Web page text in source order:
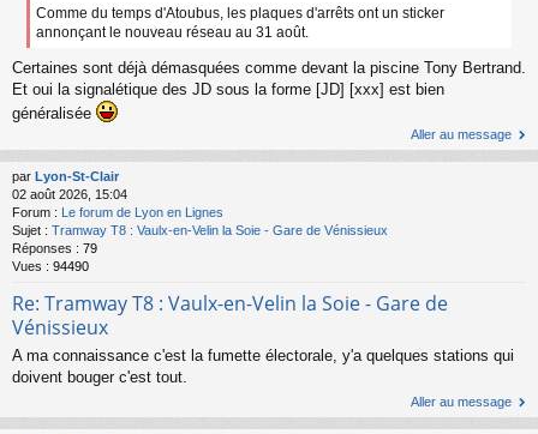
Comme du temps d'Atoubus, les plaques d'arrêts ont un sticker
annonçant le nouveau réseau au 31 août.
Certaines sont déjà démasquées comme devant la piscine Tony Bertrand.
Et oui la signalétique des JD sous la forme [JD] [xxx] est bien
généralisée
Aller au message
par Lyon-St-Clair
02 août 2026, 15:04
Forum : Le forum de Lyon en Lignes
Sujet : Tramway T8 : Vaulx-en-Velin la Soie - Gare de Vénissieux
Réponses : 79
Vues : 94490
Re: Tramway T8 : Vaulx-en-Velin la Soie - Gare de
Vénissieux
A ma connaissance c'est la fumette électorale, y'a quelques stations qui
doivent bouger c'est tout.
Aller au message